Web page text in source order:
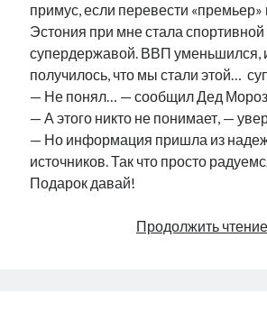
примус, если перевести
Эстония при мне стала спортивной
супердержавой. ВВП уменьшился, и
получилось, что мы стали этой…
— Не понял… — сообщил Дед
— А этого никто не понимает, —
— Но информация пришла из
источников. Так что просто
Подарок давай!
Продолжить чтение